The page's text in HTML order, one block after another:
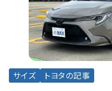
サイズ トヨタの記事